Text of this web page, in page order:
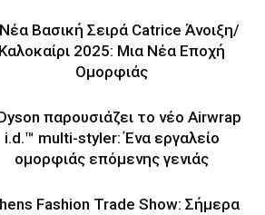
Βασική Σειρά Catrice Άνοιξη/
Καλοκαίρι 2025: Μια Νέα Εποχή
Ομορφιάς
παρουσιάζει το νέο Airwrap
i.d.™ multi-styler: Ένα εργαλείο
ομορφιάς επόμενης γενιάς
Fashion Trade Show: Σήμερα